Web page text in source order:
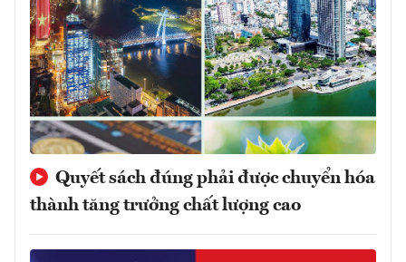
Quyết sách đúng phải được chuyển hóa
thành tăng trưởng chất lượng cao